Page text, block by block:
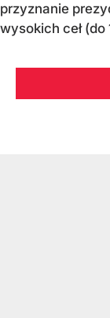
przyznanie
wysokich ceł (do